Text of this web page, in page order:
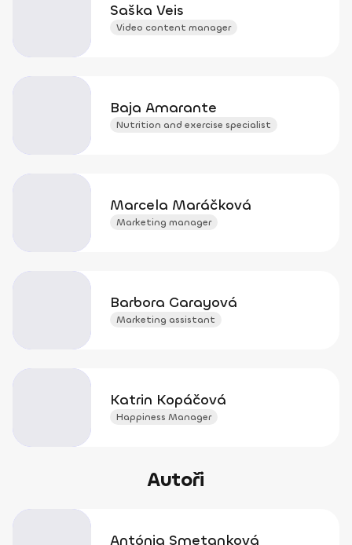
Saška Veis
Video content manager
Baja Amarante
Nutrition and exercise specialist
Marcela Maráčková
Marketing manager
Barbora Garayová
Marketing assistant
Katrin Kopáčová
Happiness Manager
Autoři
Antónia Smetanková